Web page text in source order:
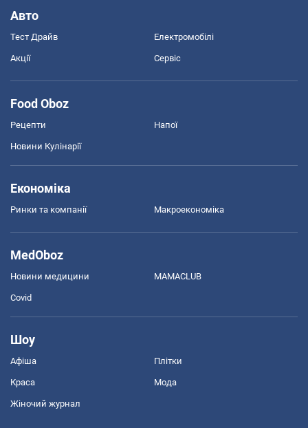
Авто
Тест Драйв Електромобілі
Акції Сервіс
Food Oboz
Рецепти Напої
Новини Кулінарії
Економіка
Ринки та компанії Макроекономіка
MedOboz
Новини медицини MAMACLUB
Covid
Шоу
Афіша Плітки
Краса Мода
Жіночий журнал